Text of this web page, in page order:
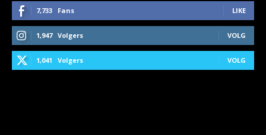
7,733 Fans LIKE
1,947 Volgers VOLG
1,041 Volgers VOLG